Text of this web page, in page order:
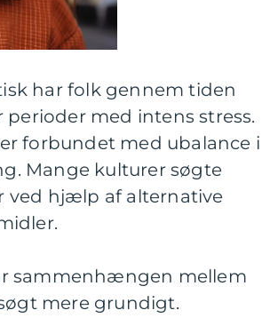
har folk gennem tiden
med intens stress.
forbundet med ubalance i
Mange kulturer søgte
ved hjælp af alternative
sammenhængen mellem
mere grundigt.